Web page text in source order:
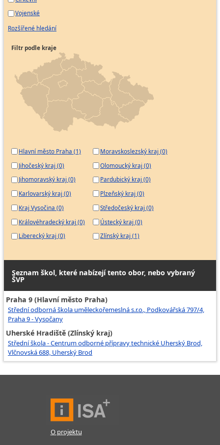
Vojenské
Rozšířené hledání
Filtr podle kraje
Hlavní město Praha (1)
Jihočeský kraj (0)
Jihomoravský kraj (0)
Karlovarský kraj (0)
Kraj Vysočina (0)
Královéhradecký kraj (0)
Liberecký kraj (0)
Moravskoslezský kraj (0)
Olomoucký kraj (0)
Pardubický kraj (0)
Plzeňský kraj (0)
Středočeský kraj (0)
Ústecký kraj (0)
Zlínský kraj (1)
Seznam škol, které nabízejí tento obor, nebo vybraný
ŠVP
Praha 9 (Hlavní město Praha)
Střední odborná škola uměleckořemeslná s.r.o., Podkovářská 797/4,
Praha 9 - Vysočany
Uherské Hradiště (Zlínský kraj)
Střední škola - Centrum odborné přípravy technické Uherský Brod,
Vlčnovská 688, Uherský Brod
O projektu